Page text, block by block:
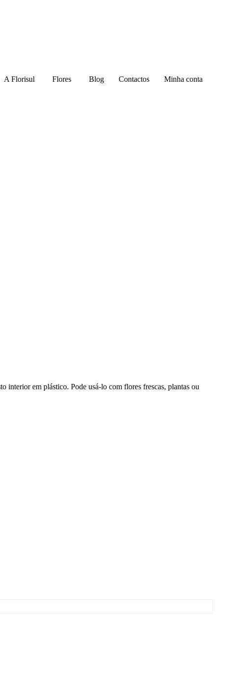
A Florisul Flores Blog Contactos Minha conta
interior em plástico. Pode usá-lo com flores frescas, plantas ou